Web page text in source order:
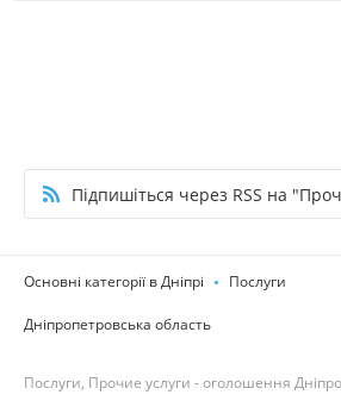
Підпишіться через RSS на
Основні категорії в Дніпрі Послуги
Дніпропетровська область
Послуги, Прочие услуги - оголошення Дніпро